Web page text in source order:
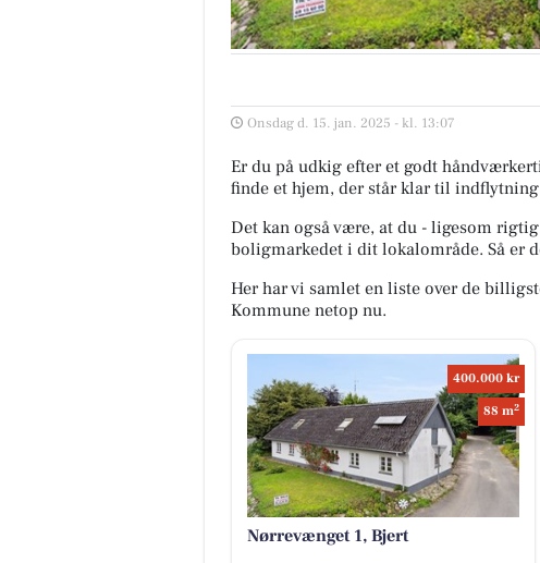
Onsdag d. 15. jan. 2025 - kl. 13:07
Er du på udkig efter et godt
finde et hjem, der står klar til
Det kan også være, at du - ligesom
boligmarkedet i dit lokalområde. Så er
Her har vi samlet en liste over de
Kommune netop nu.
400.000 kr
88 m2
Nørrevænget 1, Bjert